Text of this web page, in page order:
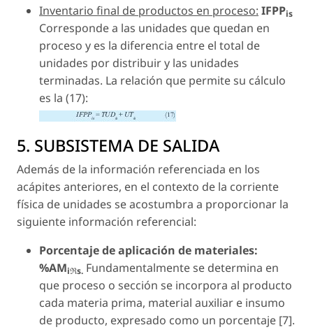
Inventario final de productos en proceso: IFPPis
Corresponde a las unidades que quedan en
proceso y es la diferencia entre el total de
unidades por distribuir y las unidades
terminadas. La relación que permite su cálculo
es la (17):
5. SUBSISTEMA DE SALIDA
Además de la información referenciada en los
acápites anteriores, en el contexto de la corriente
física de unidades se acostumbra a proporcionar la
siguiente información referencial:
Porcentaje de aplicación de materiales:
%AMiℜs. Fundamentalmente se determina en
que proceso o sección se incorpora al producto
cada materia prima, material auxiliar e insumo
de producto, expresado como un porcentaje [7].